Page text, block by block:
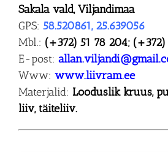
Sakala vald, Viljandimaa
GPS: 58.520861, 25.639056
Mbl.: (+372) 51 78 204;
E-post:
Www: www.liivram.ee
Materjalid: Looduslik kruus,
liiv, täiteliiv.